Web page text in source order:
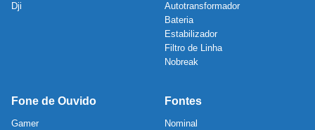
Dji
Autotransformador
Bateria
Estabilizador
Filtro de Linha
Nobreak
Fone de Ouvido
Gamer
Fontes
Nominal